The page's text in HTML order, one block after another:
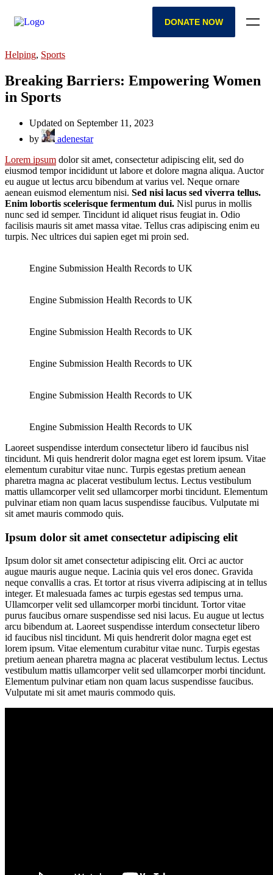
DONATE NOW
Helping, Sports
Breaking Barriers: Empowering Women
in Sports
Updated on September 11, 2023
by
adenestar
Lorem ipsum dolor sit amet, consectetur adipiscing elit, sed do
eiusmod tempor incididunt ut labore et dolore magna aliqua. Auctor
eu augue ut lectus arcu bibendum at varius vel. Neque ornare
aenean euismod elementum nisi. Sed nisi lacus sed viverra tellus.
Enim lobortis scelerisque fermentum dui. Nisl purus in mollis
nunc sed id semper. Tincidunt id aliquet risus feugiat in. Odio
facilisis mauris sit amet massa vitae. Tellus cras adipiscing enim eu
turpis. Nec ultrices dui sapien eget mi proin sed.
Engine Submission Health Records to UK
Engine Submission Health Records to UK
Engine Submission Health Records to UK
Engine Submission Health Records to UK
Engine Submission Health Records to UK
Engine Submission Health Records to UK
Laoreet suspendisse interdum consectetur libero id faucibus nisl
tincidunt. Mi quis hendrerit dolor magna eget est lorem ipsum. Vitae
elementum curabitur vitae nunc. Turpis egestas pretium aenean
pharetra magna ac placerat vestibulum lectus. Lectus vestibulum
mattis ullamcorper velit sed ullamcorper morbi tincidunt. Elementum
pulvinar etiam non quam lacus suspendisse faucibus. Vulputate mi
sit amet mauris commodo quis.
Ipsum dolor sit amet consectetur adipiscing elit
Ipsum dolor sit amet consectetur adipiscing elit. Orci ac auctor
augue mauris augue neque. Lacinia quis vel eros donec. Gravida
neque convallis a cras. Et tortor at risus viverra adipiscing at in tellus
integer. Et malesuada fames ac turpis egestas sed tempus urna.
Ullamcorper velit sed ullamcorper morbi tincidunt. Tortor vitae
purus faucibus ornare suspendisse sed nisi lacus. Eu augue ut lectus
arcu bibendum at. Laoreet suspendisse interdum consectetur libero
id faucibus nisl tincidunt. Mi quis hendrerit dolor magna eget est
lorem ipsum. Vitae elementum curabitur vitae nunc. Turpis egestas
pretium aenean pharetra magna ac placerat vestibulum lectus. Lectus
vestibulum mattis ullamcorper velit sed ullamcorper morbi tincidunt.
Elementum pulvinar etiam non quam lacus suspendisse faucibus.
Vulputate mi sit amet mauris commodo quis.